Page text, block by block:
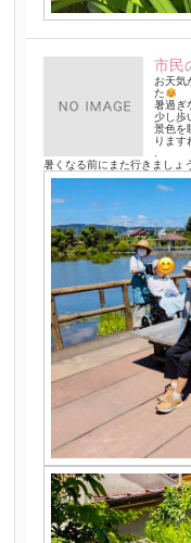
市
お天気
た
暑過ぎ
少し歩
景色を
ります
.
暑くなる前にまた行きましょ